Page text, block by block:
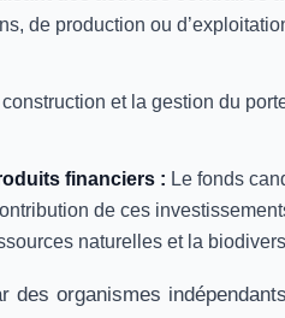
de production ou
construction et la gestion du
financiers : Le fonds
de ces
naturelles et la
des organismes